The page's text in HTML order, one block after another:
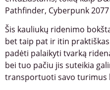
Pathfinder, Cyberpunk
Šis kauliukų ridenimo
bet taip pat ir itin
padėti palaikyti tvarką
bei tuo pačiu jis suteikia
transportuoti savo turimus